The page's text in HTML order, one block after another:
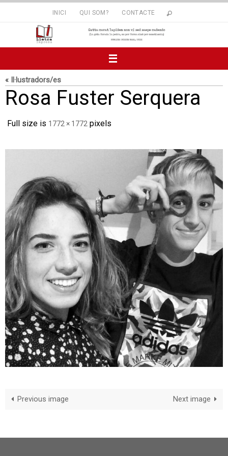
INICI QUI SOM? CONTACTE
« Il·lustradors/es
Rosa Fuster Serquera
Full size is 1772 × 1772 pixels
Previous image Next image